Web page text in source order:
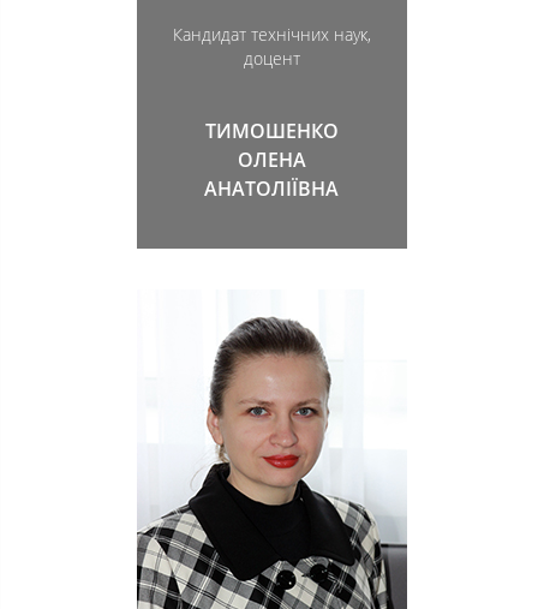
Кандидат технічних наук,
доцент
ТИМОШЕНКО
ОЛЕНА
АНАТОЛІЇВНА